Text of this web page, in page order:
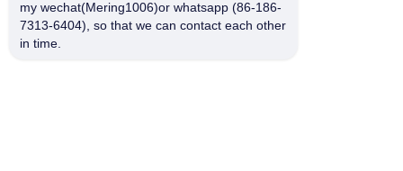
my wechat(Mering1006)or whatsapp (86-186-
7313-6404), so that we can contact each other
in time.